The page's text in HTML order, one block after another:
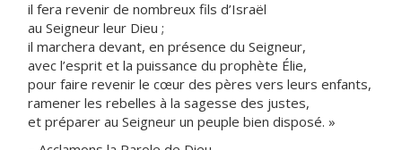
il fera revenir de nombreux fils d’Israël
au Seigneur leur Dieu ;
il marchera devant, en présence du Seigneur,
avec l’esprit et la puissance du prophète Élie,
pour faire revenir le cœur des pères vers leurs enfants,
ramener les rebelles à la sagesse des justes,
et préparer au Seigneur un peuple bien disposé. »